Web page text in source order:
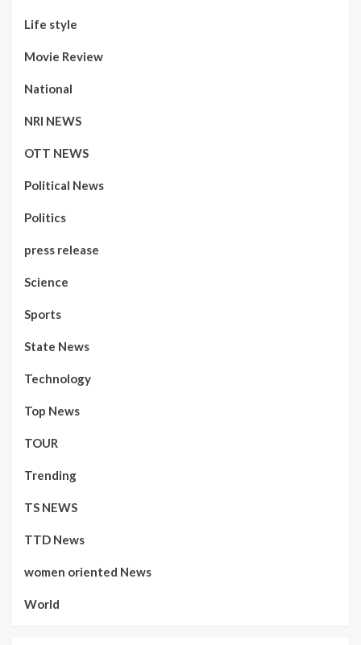
Life style
Movie Review
National
NRI NEWS
OTT NEWS
Political News
Politics
press release
Science
Sports
State News
Technology
Top News
TOUR
Trending
TS NEWS
TTD News
women oriented News
World